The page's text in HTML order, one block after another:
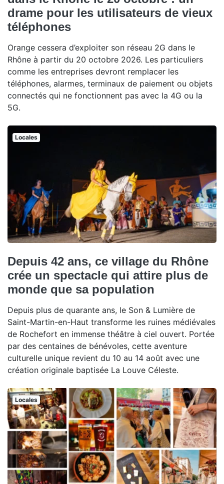
drame pour les utilisateurs de vieux
téléphones
Orange cessera d’exploiter son réseau 2G dans le
Rhône à partir du 20 octobre 2026. Les particuliers
comme les entreprises devront remplacer les
téléphones, alarmes, terminaux de paiement ou objets
connectés qui ne fonctionnent pas avec la 4G ou la
5G.
Locales
Depuis 42 ans, ce village du Rhône
crée un spectacle qui attire plus de
monde que sa population
Depuis plus de quarante ans, le Son & Lumière de
Saint-Martin-en-Haut transforme les ruines médiévales
de Rochefort en immense théâtre à ciel ouvert. Portée
par des centaines de bénévoles, cette aventure
culturelle unique revient du 10 au 14 août avec une
création originale baptisée La Louve Céleste.
Locales